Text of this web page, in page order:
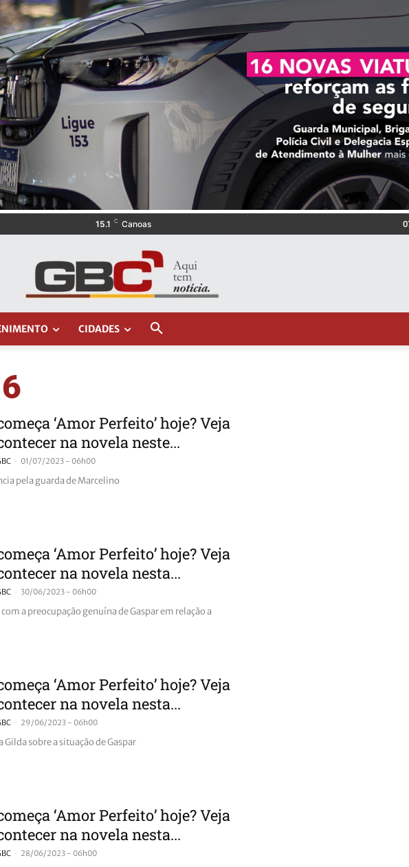
15.1 C Canoas
CIDADES
‘Amor Perfeito’ hoje? Veja
na novela neste...
- 01/07/2023 - 06h00
pela guarda de Marcelino
‘Amor Perfeito’ hoje? Veja
na novela nesta...
- 30/06/2023 - 06h00
a preocupação genuína de Gaspar em relação a
‘Amor Perfeito’ hoje? Veja
na novela nesta...
- 29/06/2023 - 06h00
sobre a situação de Gaspar
‘Amor Perfeito’ hoje? Veja
na novela nesta...
- 28/06/2023 - 06h00